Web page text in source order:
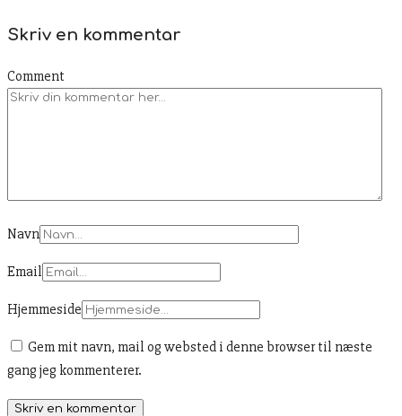
Skriv en kommentar
Comment
Navn
Email
Hjemmeside
Gem mit navn, mail og websted i denne browser til næste
gang jeg kommenterer.